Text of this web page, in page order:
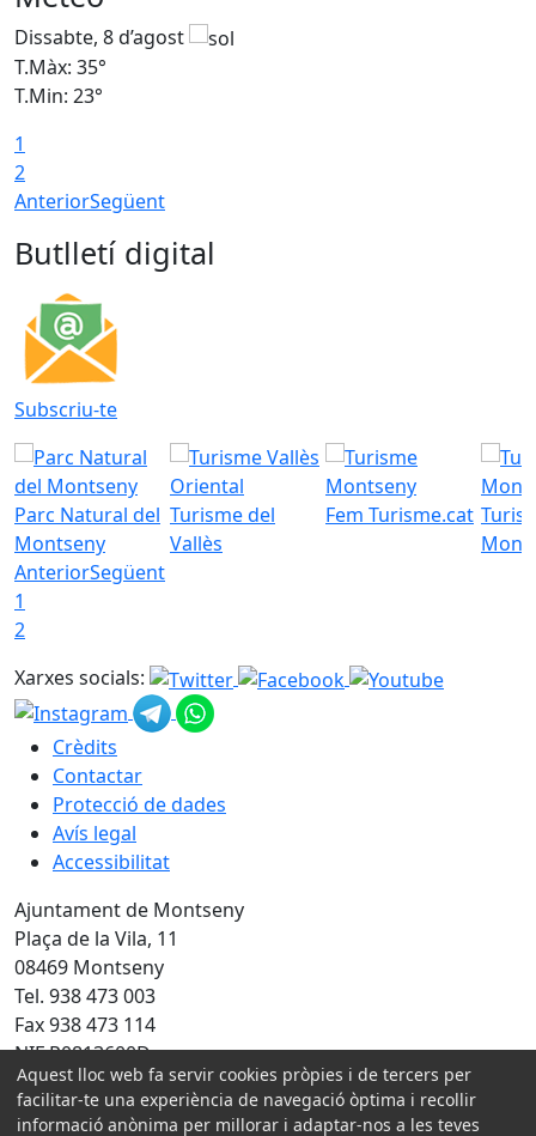
Dissabte, 8 d’agost
T.Màx: 35°
T.Min: 23°
1
2
AnteriorSegüent
Butlletí digital
Subscriu-te
Parc Natural del
Montseny
Turisme del
Vallès
Fem Turisme.cat
AnteriorSegüent
1
2
Xarxes socials:
Crèdits
Contactar
Protecció de dades
Avís legal
Accessibilitat
Ajuntament de Montseny
Plaça de la Vila, 11
08469 Montseny
Tel. 938 473 003
Fax 938 473 114
NIF P0813600D
Amb la col·laboració de:
Aquest lloc web fa servir cookies pròpies i de tercers per
facilitar-te una experiència de navegació òptima i recollir
informació anònima per millorar i adaptar-nos a les teves